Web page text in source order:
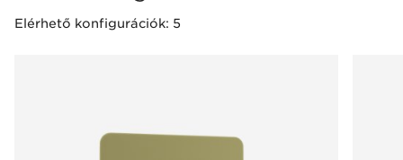
Elérhető konfigurációk: 5